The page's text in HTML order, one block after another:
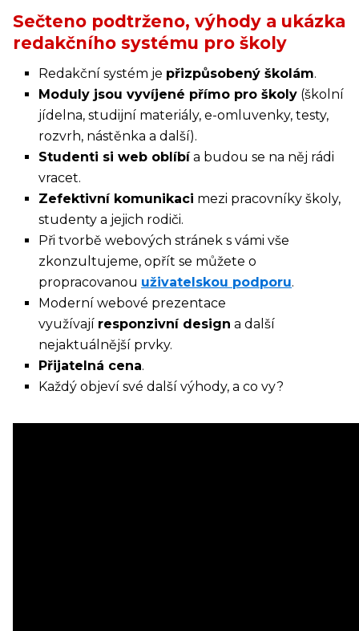
Sečteno podtrženo, výhody a ukázka
redakčního systému pro školy
Redakční systém je přizpůsobený školám.
Moduly jsou vyvíjené přímo pro školy (školní
jídelna, studijní materiály, e-omluvenky, testy,
rozvrh, nástěnka a další).
Studenti si web oblíbía budou se na něj rádi
vracet.
Zefektivní komunikaci mezi pracovníky školy,
studenty a jejich rodiči.
Při tvorbě webových stránek s vámi vše
zkonzultujeme, opřít se můžete o
propracovanou uživatelskou podporu.
Moderní webové prezentace
využívají responzivní design a další
nejaktuálnější prvky.
Přijatelná cena.
Každý objeví své další výhody, a co vy?